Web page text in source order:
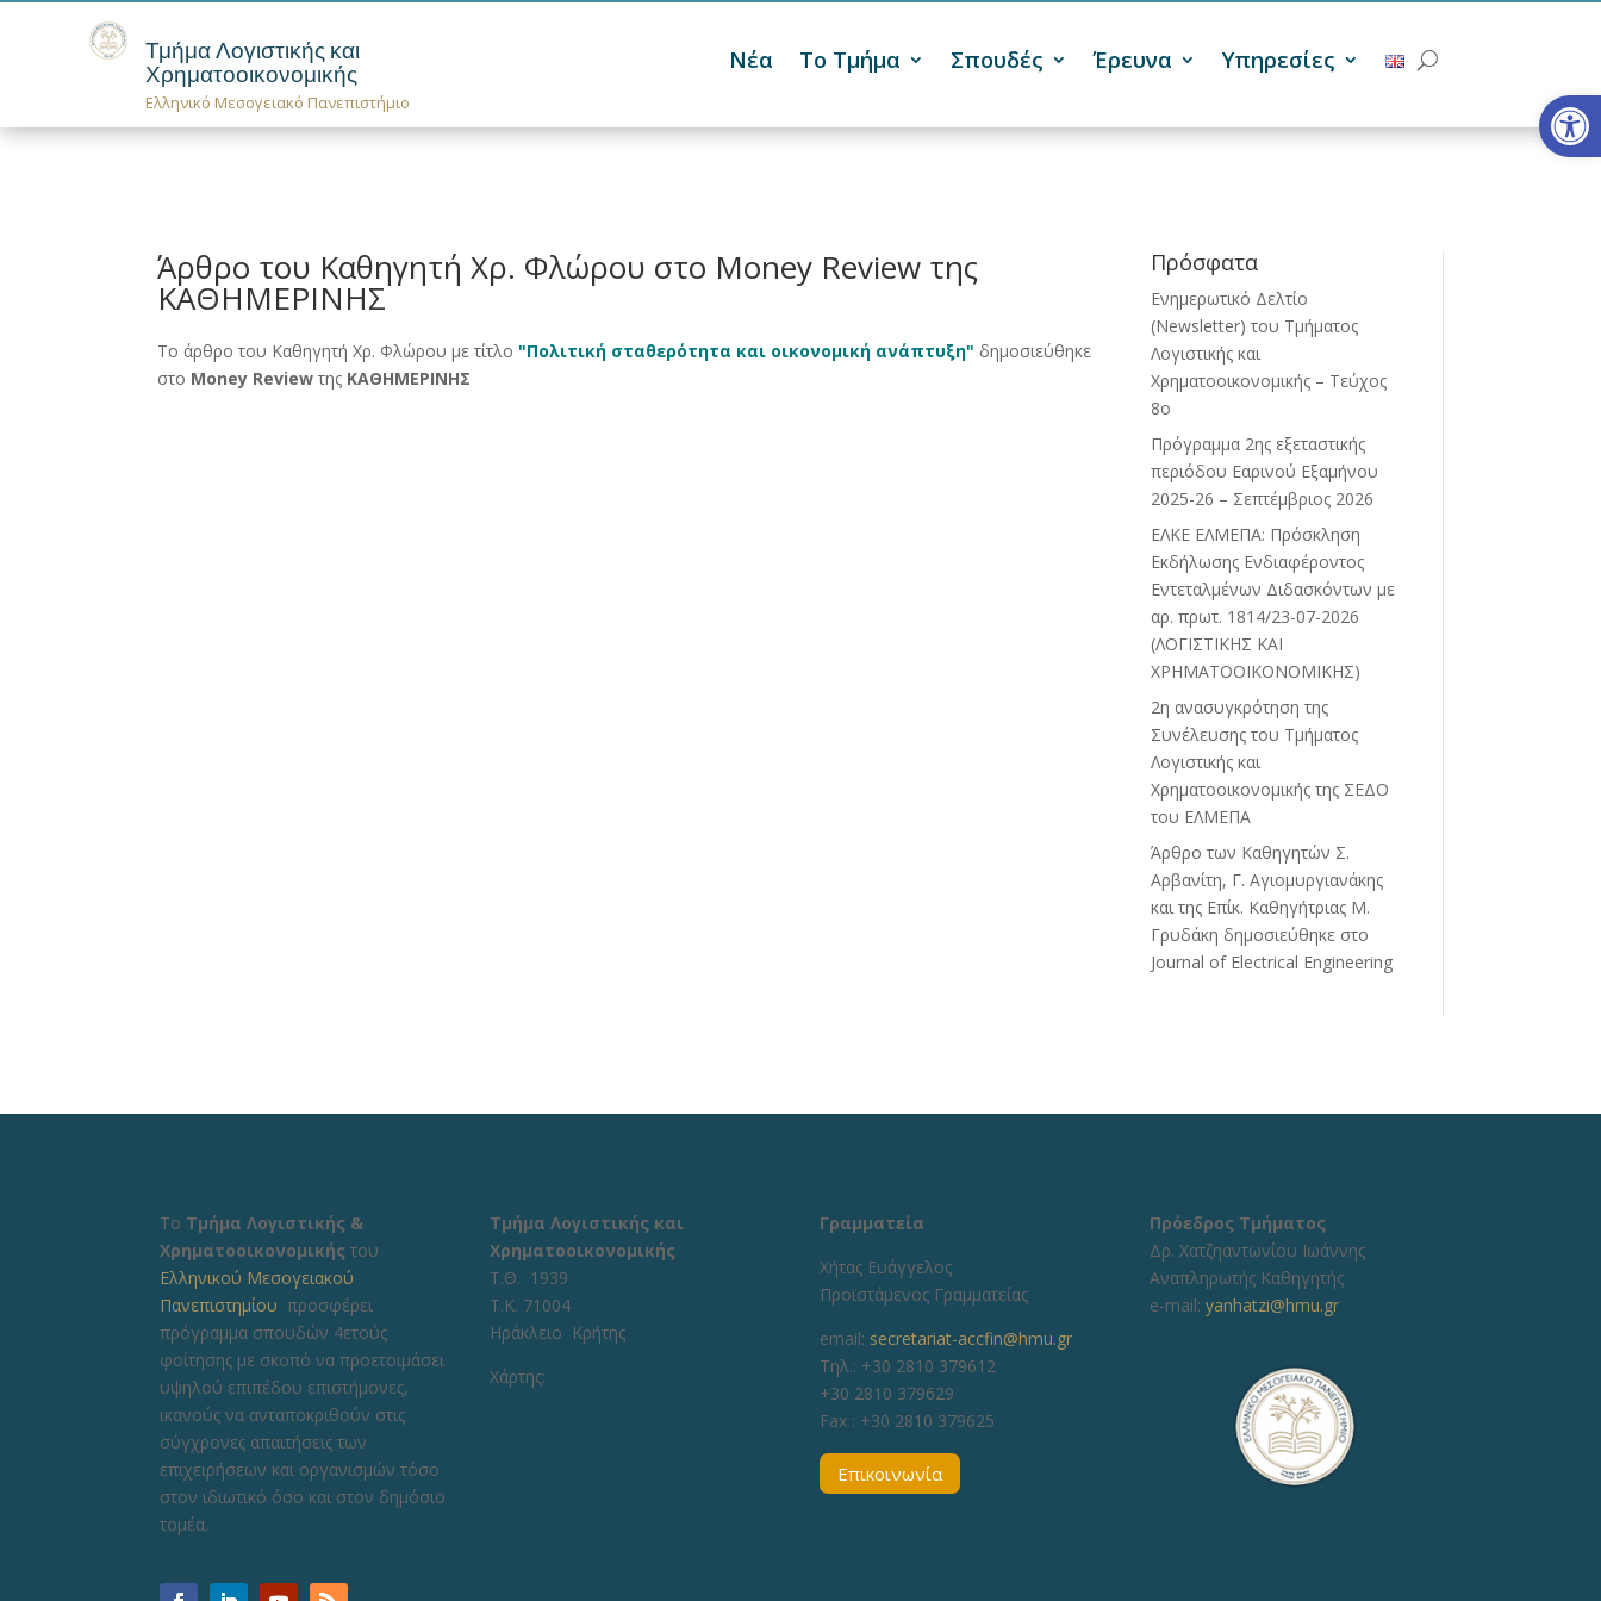
Τμήμα Λογιστικής και
Χρηματοοικονομικής
Ελληνικό Μεσογειακό Πανεπιστήμιο
Νέα Το Τμήμα Σπουδές Έρευνα Υπηρεσίες
Άρθρο του Καθηγητή Χρ. Φλώρου στο Money Review της
ΚΑΘΗΜΕΡΙΝΗΣ
Το άρθρο του Καθηγητή Χρ. Φλώρου με τίτλο "Πολιτική σταθερότητα και οικονομική ανάπτυξη" δημοσιεύθηκε
στο Money Review της ΚΑΘΗΜΕΡΙΝΗΣ
Πρόσφατα
Ενημερωτικό Δελτίο
(Newsletter) του Τμήματος
Λογιστικής και
Χρηματοοικονομικής – Τεύχος
8ο
Πρόγραμμα 2ης εξεταστικής
περιόδου Eαρινού Eξαμήνου
2025-26 – Σεπτέμβριος 2026
ΕΛΚΕ ΕΛΜΕΠΑ: Πρόσκληση
Εκδήλωσης Ενδιαφέροντος
Εντεταλμένων Διδασκόντων με
αρ. πρωτ. 1814/23-07-2026
(ΛΟΓΙΣΤΙΚΗΣ ΚΑΙ
ΧΡΗΜΑΤΟΟΙΚΟΝΟΜΙΚΗΣ)
2η ανασυγκρότηση της
Συνέλευσης του Τμήματος
Λογιστικής και
Χρηματοοικονομικής της ΣΕΔΟ
του ΕΛΜΕΠΑ
Άρθρο των Καθηγητών Σ.
Αρβανίτη, Γ. Αγιομυργιανάκης
και της Επίκ. Καθηγήτριας Μ.
Γρυδάκη δημοσιεύθηκε στο
Journal of Electrical Engineering
Το Τμήμα Λογιστικής &
Χρηματοοικονομικήςτου
Ελληνικού Μεσογειακού
Πανεπιστημίου προσφέρει
πρόγραμμα σπουδών 4ετούς
φοίτησης με σκοπό να προετοιμάσει
υψηλού επιπέδου επιστήμονες,
ικανούς να ανταποκριθούν στις
σύγχρονες απαιτήσεις των
επιχειρήσεων και οργανισμών τόσο
στον ιδιωτικό όσο και στον δημόσιο
τομέα.
Τμήμα Λογιστικής και
Χρηματοοικονομικής
Τ.Θ. 1939
Τ.Κ. 71004
Ηράκλειο Κρήτης
Χάρτης:
Γραμματεία
Χήτας Ευάγγελος
Προϊστάμενος Γραμματείας
email: secretariat-accfin@hmu.gr
Τηλ.: +30 2810 379612
+30 2810 379629
Fax : +30 2810 379625
Επικοινωνία
Πρόεδρος Τμήματος
Δρ. Χατζηαντωνίου Ιωάννης
Αναπληρωτής Καθηγητής
e-mail: yanhatzi@hmu.gr